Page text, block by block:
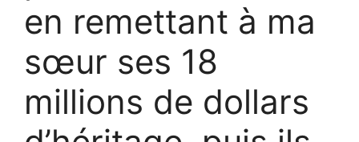
en remettant à ma
sœur ses 18
millions de dollars